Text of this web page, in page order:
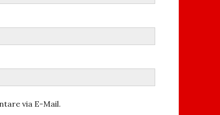
via E-Mail.